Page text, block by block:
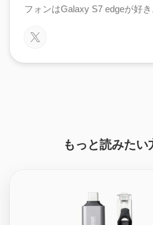
フォンはGalaxy S7 edgeが好き
もっと読みたい